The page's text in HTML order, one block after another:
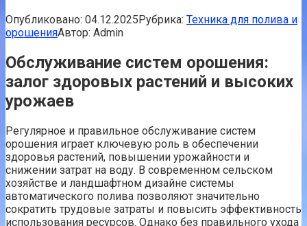
Опубликовано: 04.12.2025Рубрика: Техника для полива и
орошенияАвтор: Admin
Обслуживание систем орошения:
залог здоровых растений и высоких
урожаев
Регулярное и правильное обслуживание систем
орошения играет ключевую роль в обеспечении
здоровья растений, повышении урожайности и
снижении затрат на воду. В современном сельском
хозяйстве и ландшафтном дизайне системы
автоматического полива позволяют значительно
сократить трудовые затраты и повысить эффективность
использования ресурсов. Однако без правильного ухода